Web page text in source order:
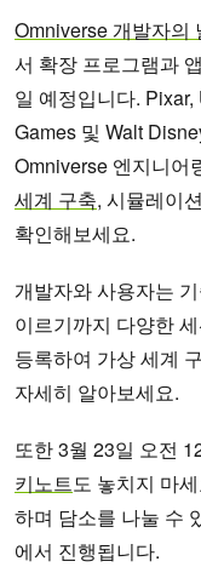
Omniverse 개발자의
서 확장 프로그램과
일 예정입니다.
Games 및 Walt
Omniverse 엔지니어
세계 구축, 시뮬레이
확인해보세요.
개발자와 사용자는
이르기까지 다양한
등록하여 가상 세계
자세히 알아보세요.
또한 3월 23일 오전
키노트도 놓치지 마
하며 담소를 나눌 수
에서 진행됩니다.